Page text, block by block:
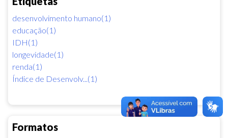
desenvolvimento humano(1)
educação(1)
IDH(1)
longevidade(1)
renda(1)
Índice de Desenvolv...(1)
Formatos